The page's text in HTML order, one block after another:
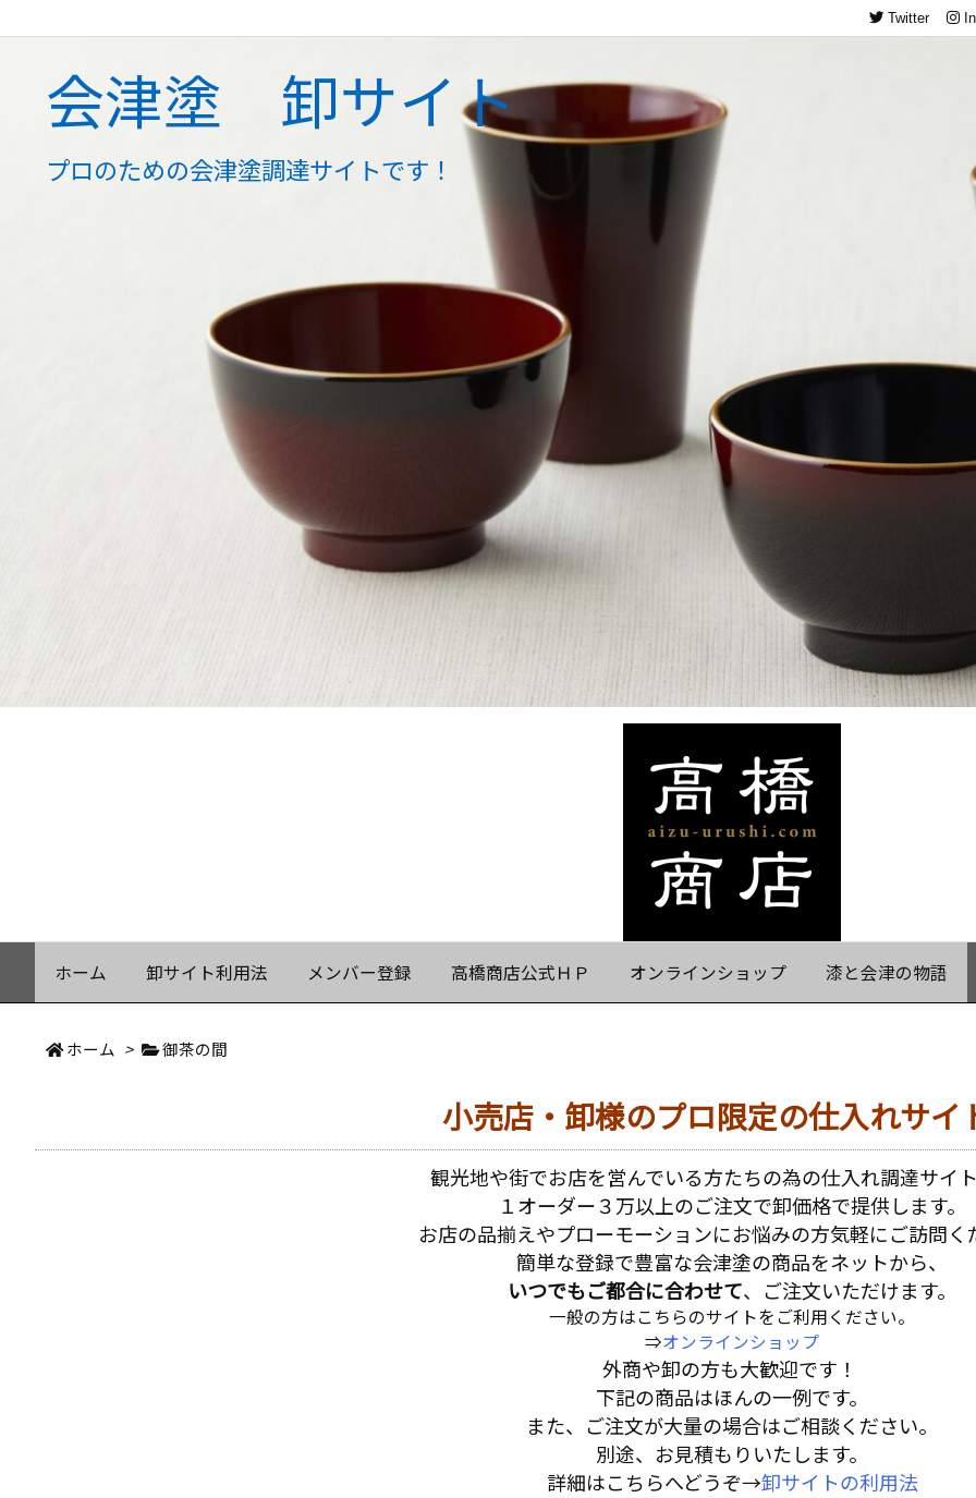
会津塗 卸サイト
プロのための会津塗調達サイトです！
ホーム 卸サイト利用法 メンバー登録 高橋商店公式ＨＰ オンラインショップ 漆と会津の物語
Twitter
ホーム > 御茶の間
小売店・卸様のプロ限定の仕入れサイ
観光地や街でお店を営んでいる方たちの為の仕入れ調達サイト
１オーダー３万以上のご注文で卸価格で提供します。
お店の品揃えやプローモーションにお悩みの方気軽にご訪問く
簡単な登録で豊富な会津塗の商品をネットから、
いつでもご都合に合わせて、ご注文いただけます。
一般の方はこちらのサイトをご利用ください。
⇒オンラインショップ
外商や卸の方も大歓迎です！
下記の商品はほんの一例です。
また、ご注文が大量の場合はご相談ください。
別途、お見積もりいたします。
詳細はこちらへどうぞ→卸サイトの利用法